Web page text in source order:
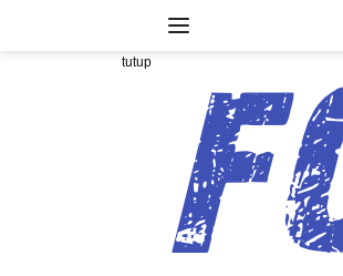
tutup